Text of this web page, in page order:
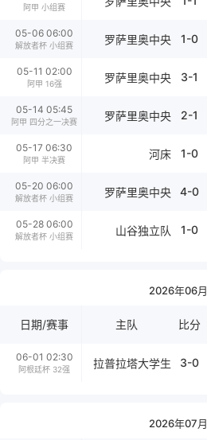
阿甲 小组赛
05-06 06:00
解放者杯 小组赛 罗萨里奥中央 1-0
05-11 02:00
阿甲 16强 罗萨里奥中央 3-1
05-14 05:45
阿甲 四分之一决赛 罗萨里奥中央 2-1
05-17 06:30
阿甲 半决赛 河床 1-0
05-20 06:00
解放者杯 小组赛 罗萨里奥中央 4-0
05-28 06:00
解放者杯 小组赛 山谷独立队 1-0
2026年06月
日期/赛事 主队 比分
06-01 02:30
阿根廷杯 32强 拉普拉塔大学生 3-0
2026年07月